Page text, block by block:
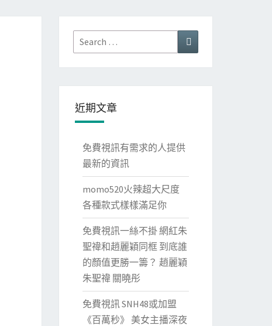
Search
for:
Search
近期文章
免費視訊有需求的人提供
最新的資訊
momo520火辣超大尺度
各種款式樣樣滿足你
免費視訊一絲不掛 網紅朱
聖禕和趙麗穎同框 到底誰
的顏值更勝一籌？ 趙麗穎
朱聖禕 關曉彤
免費視訊 SNH48或加盟
《百萬秒》 美女主播深夜